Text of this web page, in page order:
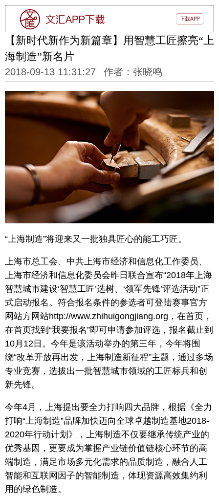
【新时代新作为新篇章】用智慧工匠擦亮“上
海制造”新名片
2018-09-13 11:31:27 作者：张晓鸣
“上海制造”将迎来又一批独具匠心的能工巧匠。
上海市总工会、中共上海市经济和信息化工作委员、
上海市经济和信息化委员会昨日联合宣布“2018年上海
智慧城市建设‘智慧工匠’选树、‘领军先锋’评选活动”正
式启动报名。符合报名条件的参选者可登陆赛事官方
网站方网站http://www.zhihuigongjiang.org，在首页，
在首页找到“我要报名”即可申请参加评选，报名截止到
10月12日。今年是该活动举办的第三年，今年将围
绕“改革开放再出发，上海制造新征程”主题，通过多场
专业竞赛，选拔出一批智慧城市领域的工匠标兵和创
新先锋。
今年4月，上海提出要全力打响四大品牌，根据《全力
打响“上海制造”品牌加快迈向全球卓越制造基地2018-
2020年行动计划》，上海制造不仅要继承传统产业的
优秀基因，更要成为掌握产业链价值链核心环节的高
端制造，满足市场多元化需求的品质制造，融合人工
智能和互联网因子的智能制造，体现资源高效集约利
用的绿色制造。